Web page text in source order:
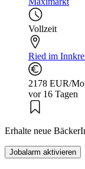
Vollzeit
Ried im
2178 EUR/
vor 16 Tagen
Erhalte neue
Jobalarm aktivieren